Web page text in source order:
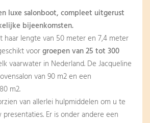
luxe salonboot, compleet uitgerust
bijeenkomsten.
haar lengte van 50 meter en 7,4 meter
voorgroepen van 25 tot 300
vaarwater in Nederland. De Jacqueline
van 90 m2 en een
m2.
van allerlei hulpmiddelen om u te
Er is onder andere een